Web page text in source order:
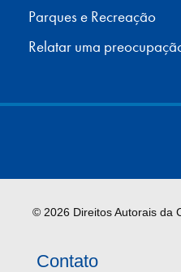
Parques e Recreação
Relatar uma
© 2026 Direitos Autorais da
Contato